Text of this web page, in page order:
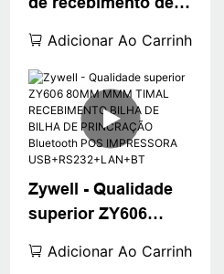
drivers de
impressora Baixar
Black Color Zy606
Adicionar Ao Carrinho
Zywell - Qualidade
superior ZY606
RECEBIMENTO
Adicionar Ao Carrinho